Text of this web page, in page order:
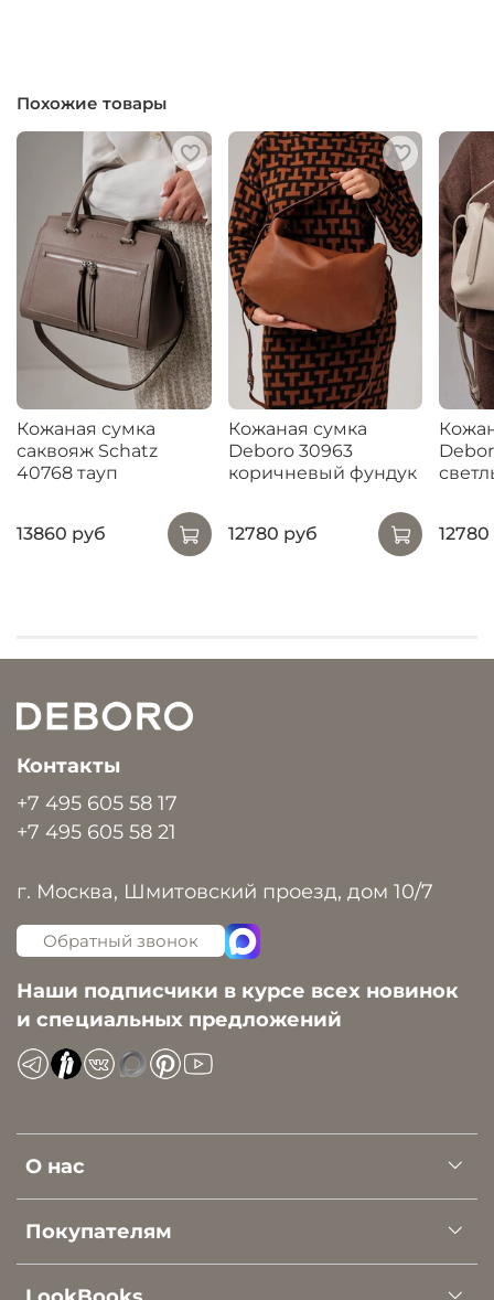
Похожие товары
Кожаная сумка
саквояж Schatz
40768 тауп
13860 руб
Кожаная сумка
Deboro 30963
коричневый фундук
12780 руб
О нас
Покупателям
Контакты
+7 495 605 58 17
+7 495 605 58 21
г. Москва, Шмитовский проезд, дом 10/7
Обратный звонок
Наши подписчики в курсе всех новинок
и специальных предложений